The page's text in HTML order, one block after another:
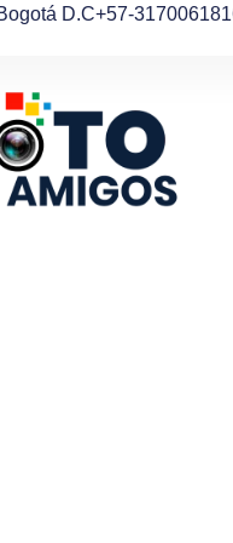
D.C+57-